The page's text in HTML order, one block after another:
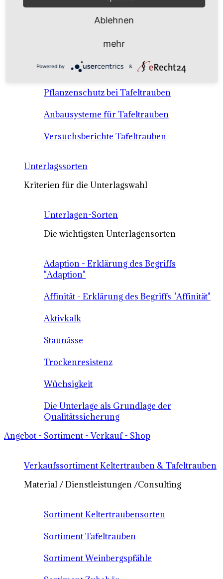
Anbausysteme & Recht
Tafeltrauben A-Z Sortenbeschreibungen
Tafeltraubenanbau - rechtliche
Voraussetzungen
Pflanzenschutz bei Tafeltrauben
Anbausysteme für Tafeltrauben
Versuchsberichte Tafeltrauben
Unterlagssorten
Kriterien für die Unterlagswahl
Unterlagen-Sorten
Die wichtigsten Unterlagensorten
Adaption - Erklärung des Begriffs
"Adaption"
Affinität - Erklärung des Begriffs "Affinität"
Aktivkalk
Staunässe
Trockenresistenz
Wüchsigkeit
Die Unterlage als Grundlage der
Qualitätssicherung
Angebot - Sortiment - Verkauf - Shop
Verkaufssortiment Keltertrauben & Tafeltrauben
Material / Dienstleistungen /Consulting
Sortiment Keltertraubensorten
Sortiment Tafeltrauben
Sortiment Weinbergspfähle
Ablehnen
mehr
Powered by &